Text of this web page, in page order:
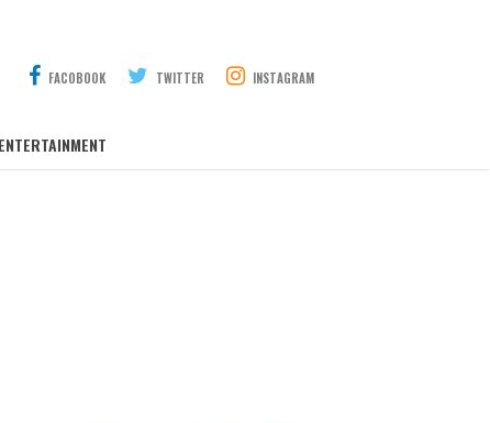
FACOBOOK TWITTER INSTAGRAM
ENTERTAINMENT